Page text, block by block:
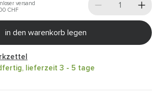
versand
CHF
in den warenkorb legen
lieferzeit 3 - 5 tage